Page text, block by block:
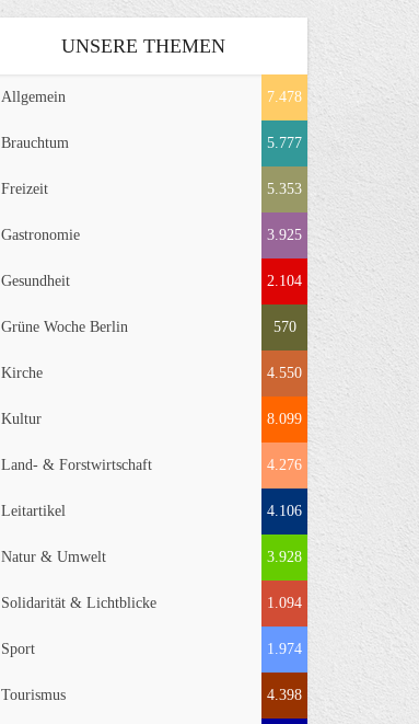
UNSERE THEMEN
Allgemein 7.478
Brauchtum 5.777
Freizeit 5.353
Gastronomie 3.925
Gesundheit 2.104
Grüne Woche Berlin 570
Kirche 4.550
Kultur 8.099
Land- & Forstwirtschaft 4.276
Leitartikel 4.106
Natur & Umwelt 3.928
Solidarität & Lichtblicke 1.094
Sport 1.974
Tourismus 4.398